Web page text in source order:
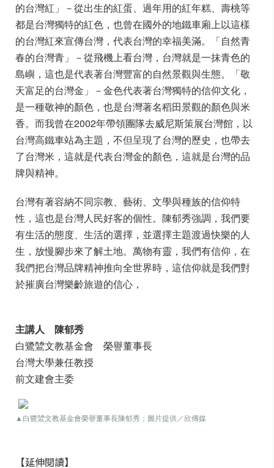
的台灣紅」－從出生的紅蛋、過年用的紅年糕、壽桃等
都是台灣獨特的紅色，也曾在國外的地鐵車廂上以這樣
的台灣紅來宣傳台灣，代表台灣的幸福美滿。「自然青
春的台灣青 」－從飛機上看台灣，台灣就是一抹青色的
島嶼，這也是代表著台灣豐富的自然景觀與生態。「敬
天富足的台灣金」－金色代表著台灣獨特的信仰文化，
是一種敬神的顏色，也是台灣著名稻田景觀的顏色與米
香。而我曾在2002年帶領團隊去威尼斯策展台灣館，以
台灣高鐵車站為主題，不但呈現了台灣的歷史，也帶去
了台灣米，這就是代表台灣金的顏色，這就是台灣的品
牌與精神。
台灣有著容納不同宗教、藝術、文學與種族的信仰特
性，這也是台灣人民好客的個性。陳郁秀強調，我們要
有生活的態度、生活的選擇，並選擇主題渡過快樂的人
生，放慢腳步來了解土地。萬物有靈，我們有信仰，在
我們把台灣品牌精神推向全世界時，這信仰就是我們對
於摧廣台灣樂齡旅遊的信心，
主講人 陳郁秀
白鷺鷥文教基金會 榮譽董事長
台灣大學兼任教授
前文建會主委
▲白鷺鷥文教基金會榮譽董事長陳郁秀；圖片提供／欣傳媒
【延伸閱讀】